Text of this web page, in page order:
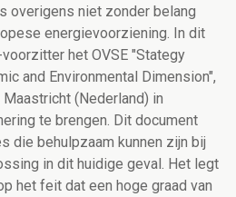
overigens niet zonder belang
energievoorziening. In dit
het OVSE "Stategy
and Environmental Dimension",
(Nederland) in
te brengen. Dit document
die behulpzaam kunnen zijn bij
in dit huidige geval. Het legt
het feit dat een hoge graad van